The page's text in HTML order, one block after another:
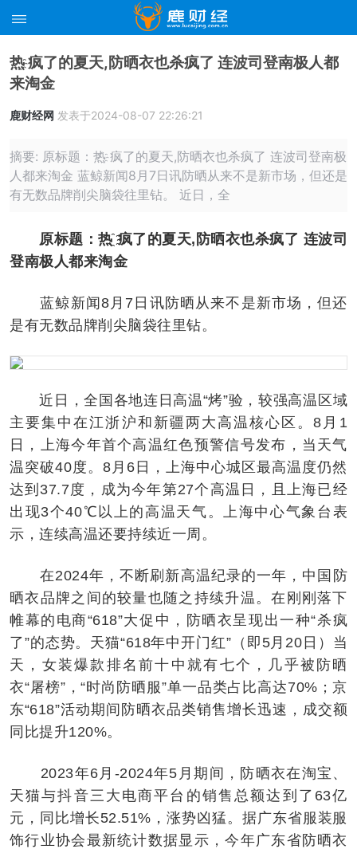
热҈ 疯了的夏天,防晒衣也杀疯了 连波司登南极人都
来淘金
鹿财经网 发表于2024-08-07 22:26:21
摘要: 原标题：热҈ 疯了的夏天,防晒衣也杀疯了 连波司登南极
人都来淘金 蓝鲸新闻8月7日讯防晒从来不是新市场，但还是
有无数品牌削尖脑袋往里钻。 近日，全
原标题：热҈ 疯了的夏天,防晒衣也杀疯了 连波司
登南极人都来淘金
蓝鲸新闻8月7日讯防晒从来不是新市场，但还
是有无数品牌削尖脑袋往里钻。
近日，全国各地连日高温“烤”验，较强高温区域
主要集中在江浙沪和新疆两大高温核心区。8月1
日，上海今年首个高温红色预警信号发布，当天气
温突破40度。8月6日，上海中心城区最高温度仍然
达到37.7度，成为今年第27个高温日，且上海已经
出现3个40℃以上的高温天气。上海中心气象台表
示，连续高温还要持续近一周。
在2024年，不断刷新高温纪录的一年，中国防
晒衣品牌之间的较量也随之持续升温。在刚刚落下
帷幕的电商“618”大促中，防晒衣呈现出一种“杀疯
了”的态势。天猫“618年中开门红”（即5月20日）当
天，女装爆款排名前十中就有七个，几乎被防晒
衣“屠榜”，“时尚防晒服”单一品类占比高达70%；京
东“618”活动期间防晒衣品类销售增长迅速，成交额
同比提升120%。
2023年6月-2024年5月期间，防晒衣在淘宝、
天猫与抖音三大电商平台的销售总额达到了63亿
元，同比增长52.51%，涨势凶猛。据广东省服装服
饰行业协会最新统计数据显示，今年广东省防晒衣